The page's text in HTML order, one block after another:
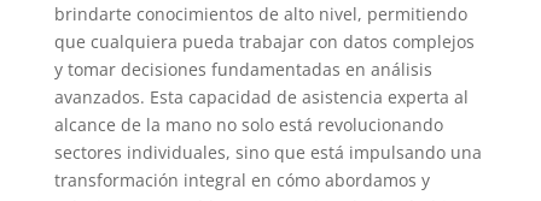
brindarte conocimientos de alto nivel, permitiendo
que cualquiera pueda trabajar con datos complejos
y tomar decisiones fundamentadas en análisis
avanzados. Esta capacidad de asistencia experta al
alcance de la mano no solo está revolucionando
sectores individuales, sino que está impulsando una
transformación integral en cómo abordamos y